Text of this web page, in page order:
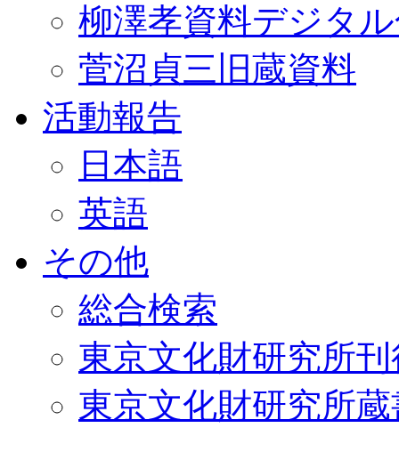
柳澤孝資料デジタ
菅沼貞三旧蔵資料
活動報告
日本語
英語
その他
総合検索
東京文化財研究所
東京文化財研究所